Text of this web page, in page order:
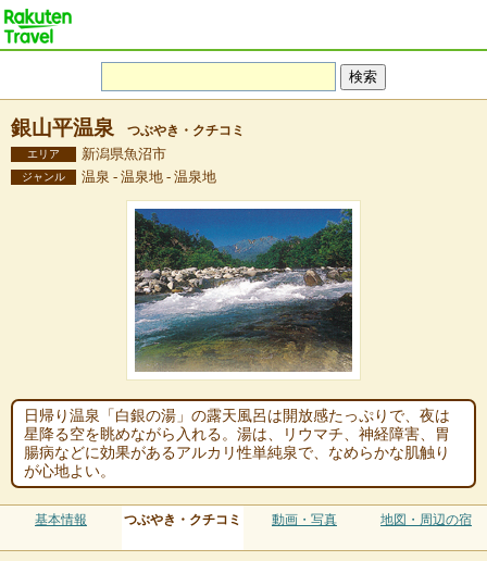
銀山平温泉 つぶやき・クチコミ
エリア 新潟県魚沼市
ジャンル 温泉 - 温泉地 - 温泉地
日帰り温泉「白銀の湯」の露天風呂は開放感たっぷりで、夜は
星降る空を眺めながら入れる。湯は、リウマチ、神経障害、胃
腸病などに効果があるアルカリ性単純泉で、なめらかな肌触り
が心地よい。
基本情報 つぶやき・クチコミ 動画・写真 地図・周辺の宿